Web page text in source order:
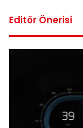
Editör Önerisi